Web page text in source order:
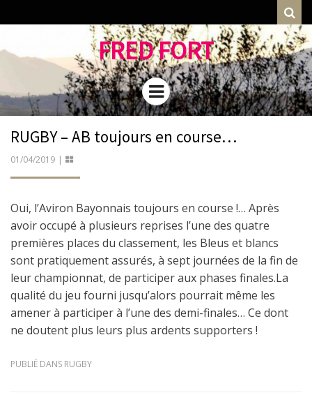
FRED FORT
Menu
RUGBY – AB toujours en course…
PUBLIÉ
01/04/2019
Oui, l’Aviron Bayonnais toujours en course !… Après
avoir occupé à plusieurs reprises l’une des quatre
premières places du classement, les Bleus et blancs
sont pratiquement assurés, à sept journées de la fin de
leur championnat, de participer aux phases finales.La
qualité du jeu fourni jusqu’alors pourrait même les
amener à participer à l’une des demi-finales… Ce dont
ne doutent plus leurs plus ardents supporters !
PUBLIÉ DANS RUGBY